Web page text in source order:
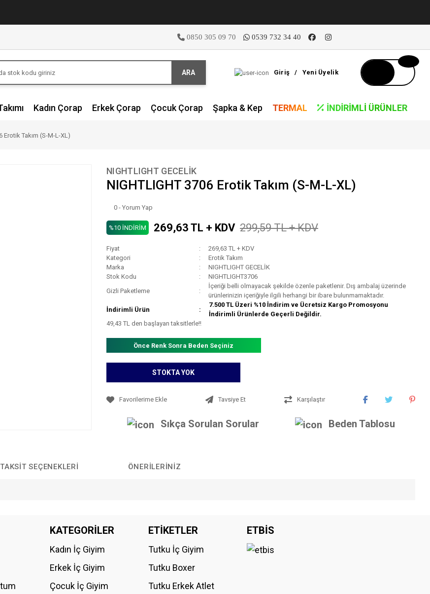
0850 305 09 70 0539 732 34 40
ARA Giriş / Yeni Üyelik
Kadın Çorap Erkek Çorap Çocuk Çorap Şapka & Kep TERMAL İNDIRIMLI ÜRÜNLER
Erotik Takım (S-M-L-XL)
NIGHTLIGHT GECELİK
NIGHTLIGHT 3706 Erotik Takım (S-M-L-XL)
0 - Yorum Yap
%10 İNDİRİM 269,63 TL + KDV 299,59 TL + KDV
Fiyat
269,63 TL + KDV
Kategori
Erotik Takım
Marka
NIGHTLIGHT GECELİK
Stok Kodu
NIGHTLIGHT3706
Gizli Paketleme
İçeriği belli olmayacak şekilde özenle paketlenir. Dış ambalaj üzerinde
ürünlerinizin içeriğiyle ilgili herhangi bir ibare bulunmamaktadır.
İndirimli Ürün
7.500 TL Üzeri %10 İndirim ve Ücretsiz Kargo Promosyonu
İndirimli Ürünlerde Geçerli Değildir.
49,43 TL den başlayan taksitlerle!!
Önce Renk Sonra Beden Seçiniz
STOKTA YOK
Tavsiye Et Karşılaştır
Sıkça Sorulan Sorular Beden Tablosu
TAKSIT SEÇENEKLERI ÖNERILERINIZ
Bu ürüne ilk yorumu siz yapın!
KATEGORİLER
Kadın İç Giyim
Erkek İç Giyim
Çocuk İç Giyim
ETİKETLER
Tutku İç Giyim
Tutku Boxer
Tutku Erkek Atlet
ETBİS